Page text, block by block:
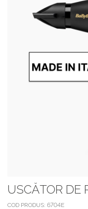
USCĂTOR DE
COD PRODUS: 6704E